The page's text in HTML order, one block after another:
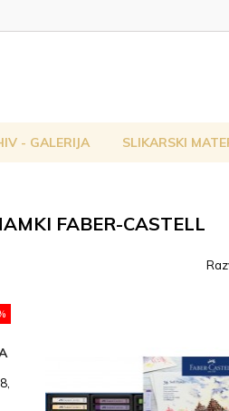
- GALERIJA SLIKARSKI
FABER-CASTELL